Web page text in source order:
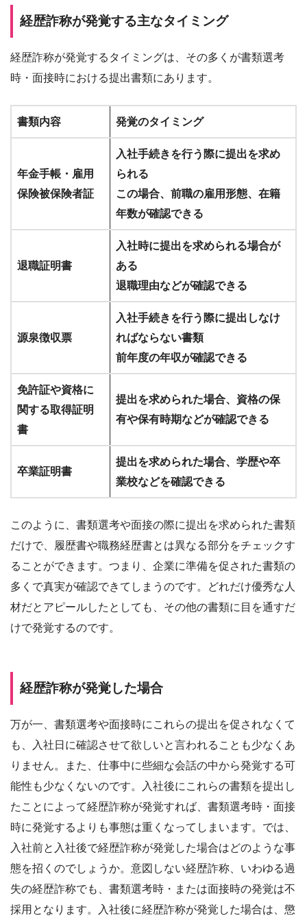
経歴詐称が発覚する主なタイミング
経歴詐称が発覚するタイミングは、その多くが書類選考
時・面接時における提出書類にあります。
書類内容 発覚のタイミング
年金手帳・雇用
保険被保険者証
入社手続きを行う際に提出を求め
られる
この場合、前職の雇用形態、在籍
年数が確認できる
退職証明書
入社時に提出を求められる場合が
ある
退職理由などが確認できる
源泉徴収票
入社手続きを行う際に提出しなけ
ればならない書類
前年度の年収が確認できる
免許証や資格に
関する取得証明
書
提出を求められた場合、資格の保
有や保有時期などが確認できる
卒業証明書
提出を求められた場合、学歴や卒
業校などを確認できる
このように、書類選考や面接の際に提出を求められた書類
だけで、履歴書や職務経歴書とは異なる部分をチェックす
ることができます。つまり、企業に準備を促された書類の
多くで真実が確認できてしまうのです。どれだけ優秀な人
材だとアピールしたとしても、その他の書類に目を通すだ
けで発覚するのです。
経歴詐称が発覚した場合
万が一、書類選考や面接時にこれらの提出を促されなくて
も、入社日に確認させて欲しいと言われることも少なくあ
りません。また、仕事中に些細な会話の中から発覚する可
能性も少なくないのです。入社後にこれらの書類を提出し
たことによって経歴詐称が発覚すれば、書類選考時・面接
時に発覚するよりも事態は重くなってしまいます。では、
入社前と入社後で経歴詐称が発覚した場合はどのような事
態を招くのでしょうか。意図しない経歴詐称、いわゆる過
失の経歴詐称でも、書類選考時・または面接時の発覚は不
採用となります。入社後に経歴詐称が発覚した場合は、懲